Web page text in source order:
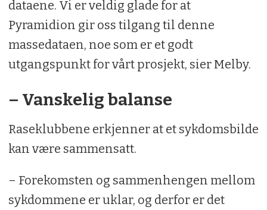
dataene. Vi er veldig glade for at
Pyramidion gir oss tilgang til denne
massedataen, noe som er et godt
utgangspunkt for vårt prosjekt, sier Melby.
– Vanskelig balanse
Raseklubbene erkjenner at et sykdomsbilde
kan være sammensatt.
– Forekomsten og sammenhengen mellom
sykdommene er uklar, og derfor er det